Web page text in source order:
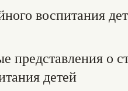
воспитания
представления о
детей